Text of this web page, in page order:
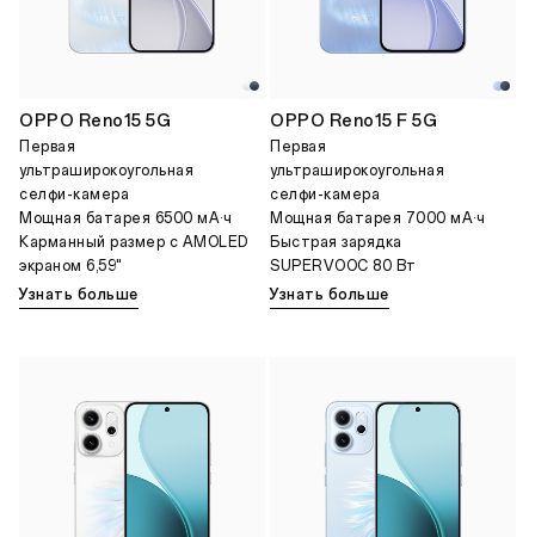
OPPO Reno15 5G
Первая
ультраширокоугольная
селфи-камера
Мощная батарея 6500 мА·ч
Карманный размер с AMOLED
экраном 6,59"
Узнать больше
OPPO Reno15 F 5G
Первая
ультраширокоугольная
селфи-камера
Мощная батарея 7000 мА·ч
Быстрая зарядка
SUPERVOOC 80 Вт
Узнать больше